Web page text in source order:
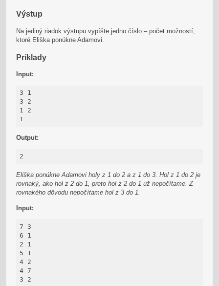
Výstup
Na jediný riadok výstupu vypíšte jedno číslo – počet možností,
ktoré Eliška ponúkne Adamovi.
Príklady
Input:
3 1
3 2
1 2
1
Output:
2
Eliška ponúkne Adamovi holy z 1 do 2 a z 1 do 3. Hol z 1 do 2 je
rovnaký, ako hol z 2 do 1, preto hol z 2 do 1 už nepočítame. Z
rovnakého dôvodu nepočítame hol z 3 do 1.
Input:
7 3
6 1
2 1
5 1
4 2
4 7
3 2